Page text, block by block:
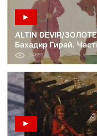
ALTIN DEVIR/
Бахадир Гирай.
34652